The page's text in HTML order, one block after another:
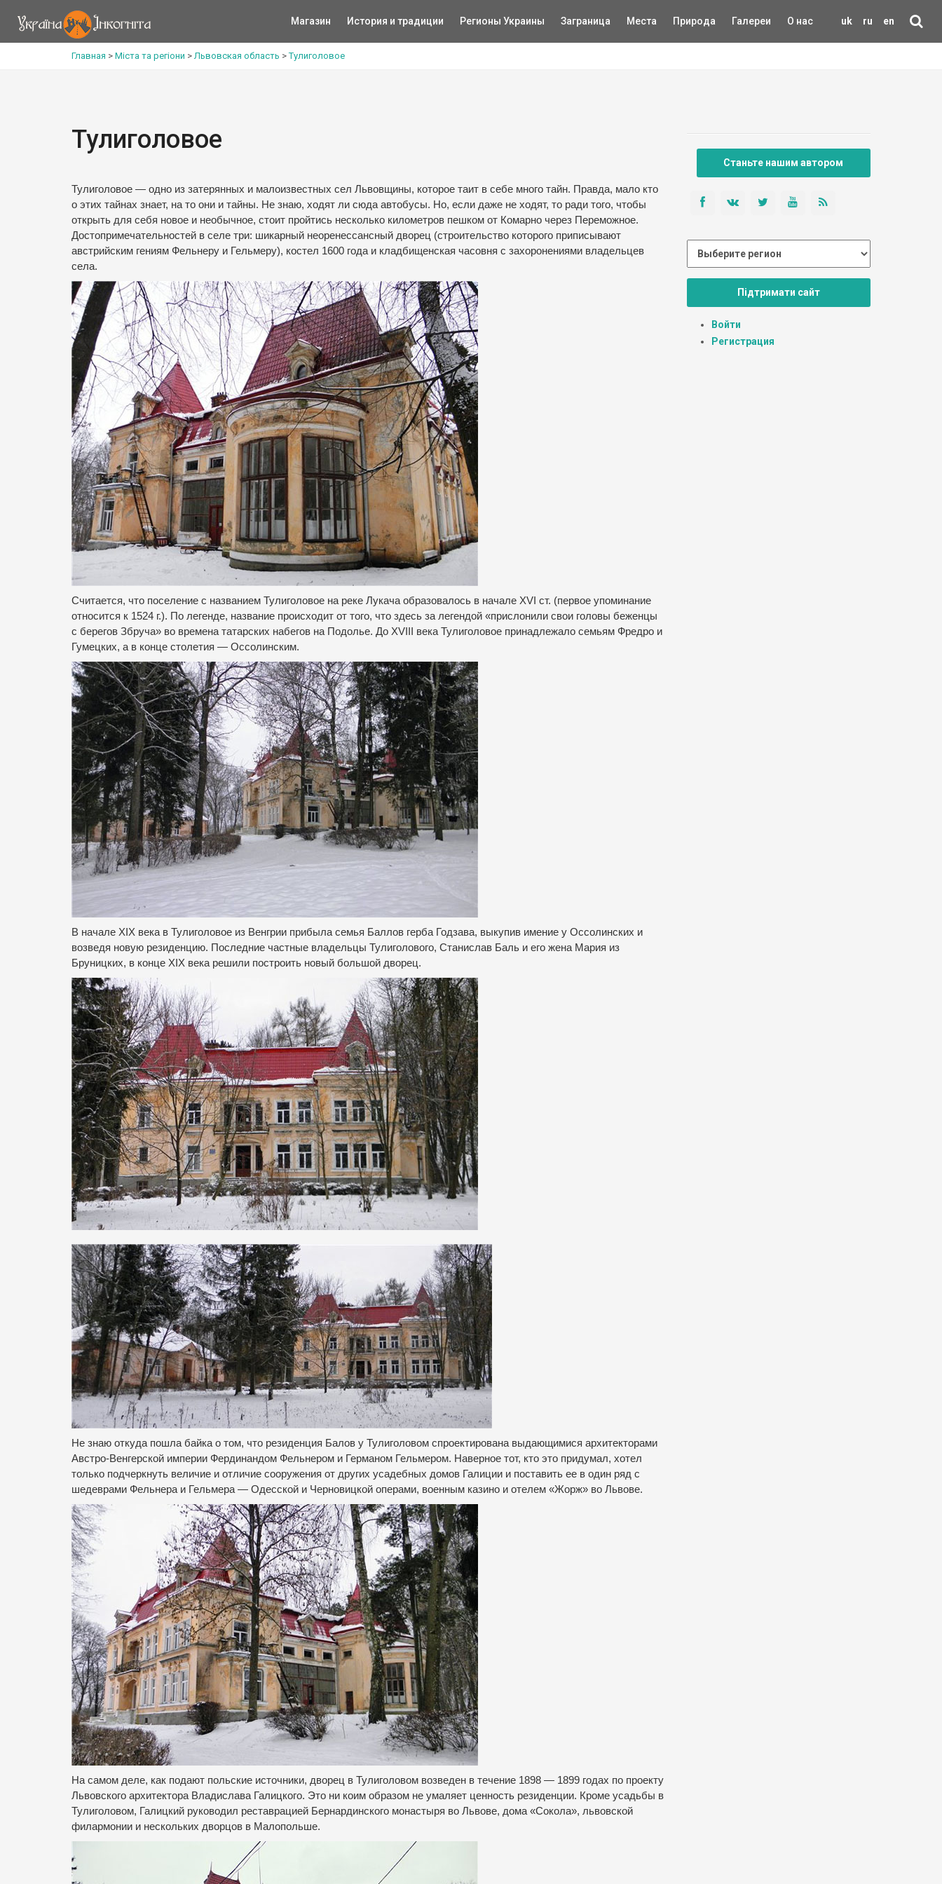
uk ru en
Магазин История и традиции Регионы Украины Заграница Места Природа Галереи О нас
Главная > Міста та регіони >Львовская область >Тулиголовое
Тулиголовое
Тулиголовое — одно из затерянных и малоизвестных сел Львовщины, которое таит в себе много тайн. Правда, мало кто
о этих тайнах знает, на то они и тайны. Не знаю, ходят ли сюда автобусы. Но, если даже не ходят, то ради того, чтобы
открыть для себя новое и необычное, стоит пройтись несколько километров пешком от Комарно через Переможное.
Достопримечательностей в селе три: шикарный неоренессансный дворец (строительство которого приписывают
австрийским гениям Фельнеру и Гельмеру), костел 1600 года и кладбищенская часовня с захоронениями владельцев
села.
Считается, что поселение с названием Тулиголовое на реке Лукача образовалось в начале XVI ст. (первое упоминание
относится к 1524 г.). По легенде, название происходит от того, что здесь за легендой «прислонили свои головы беженцы
с берегов Збруча» во времена татарских набегов на Подолье. До XVIII века Тулиголовое принадлежало семьям Фредро и
Гумецких, а в конце столетия — Оссолинским.
В начале XIX века в Тулиголовое из Венгрии прибыла семья Баллов герба Годзава, выкупив имение у Оссолинских и
возведя новую резиденцию. Последние частные владельцы Тулиголового, Станислав Баль и его жена Мария из
Бруницких, в конце XIX века решили построить новый большой дворец.
Не знаю откуда пошла байка о том, что резиденция Балов у Тулиголовом спроектирована выдающимися архитекторами
Австро-Венгерской империи Фердинандом Фельнером и Германом Гельмером. Наверное тот, кто это придумал, хотел
только подчеркнуть величие и отличие сооружения от других усадебных домов Галиции и поставить ее в один ряд с
шедеврами Фельнера и Гельмера — Одесской и Черновицкой операми, военным казино и отелем «Жорж» во Львове.
На самом деле, как подают польские источники, дворец в Тулиголовом возведен в течение 1898 — 1899 годах по проекту
Львовского архитектора Владислава Галицкого. Это ни коим образом не умаляет ценность резиденции. Кроме усадьбы в
Тулиголовом, Галицкий руководил реставрацией Бернардинского монастыря во Львове, дома «Сокола», львовской
филармонии и нескольких дворцов в Малопольше.
Станьте нашим автором
Підтримати сайт
Войти
Регистрация